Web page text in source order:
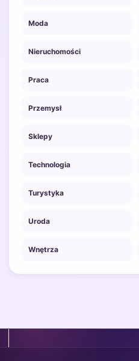
Moda
Nieruchomości
Praca
Przemysł
Sklepy
Technologia
Turystyka
Uroda
Wnętrza